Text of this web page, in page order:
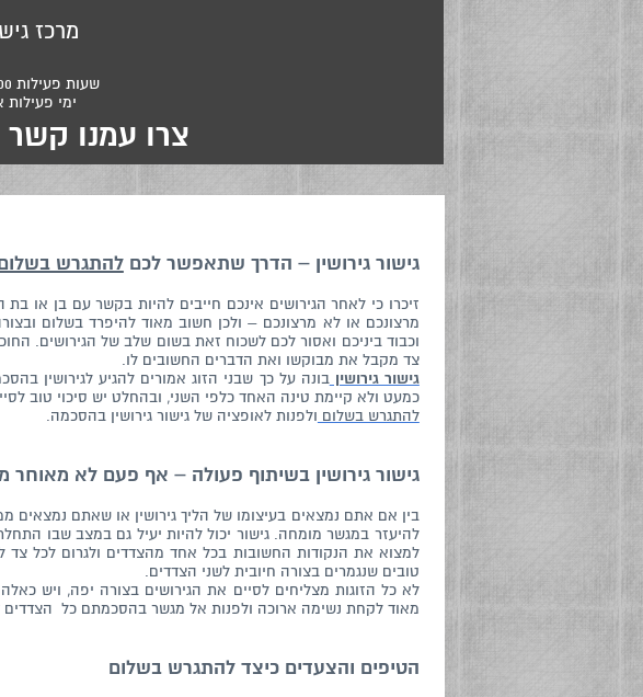
גישור גירושין – הדרך שתאפשר לכםלהתגרש
זיכרו כי לאחר הגירושים אינכם חייבים להיות בקשר עם בן או
מרצונכם או לא מרצונכם – ולכן חשוב מאוד להיפרד בשלום
וכבוד ביניכם ואסור לכם לשכוח זאת בשום שלב של הגירושים.
צד מקבל את מבוקשו ואת הדברים החשובים לו.
גישור גירושיןבונה על כך שבני הזוג אמורים להגיע לגירושין
כמעט ולא קיימת טינה האחד כלפי השני, ובהחלט יש סיכוי טוב
להתגרש בשלום ולפנות לאופציה של גישור גירושין בהסכמה.
גישור גירושין בשיתוף פעולה – אף פעם לא מאוחר
בין אם אתם נמצאים בעיצומו של הליך גירושין או שאתם
להיעזר במגשר מומחה. גישור יכול להיות יעיל גם במצב שבו
למצוא את הנקודות החשובות בכל אחד מהצדדים ולגרום לכל צד
טובים שנגמרים בצורה חיובית לשני הצדדים.
לא כל הזוגות מצליחים לסיים את הגירושים בצורה יפה, ויש
מאוד לקחת נשימה ארוכה ולפנות אל מגשר בהסכמתם כל
הטיפים והצעדים כיצד להתגרש בשלום
מרכז
צרו עמנו קשר
שעות פעילות 09:00-17:00
ימי